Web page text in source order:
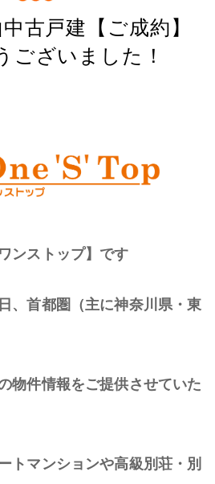
古戸建【ご成約】
ございました！
ンストップ】です
、首都圏（主に神奈川県・東
物件情報をご提供させていた
トマンションや高級別荘・別